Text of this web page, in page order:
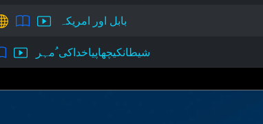
بابل اور امریکہ
شیطانکیچھاپیاخداکی ُمہر